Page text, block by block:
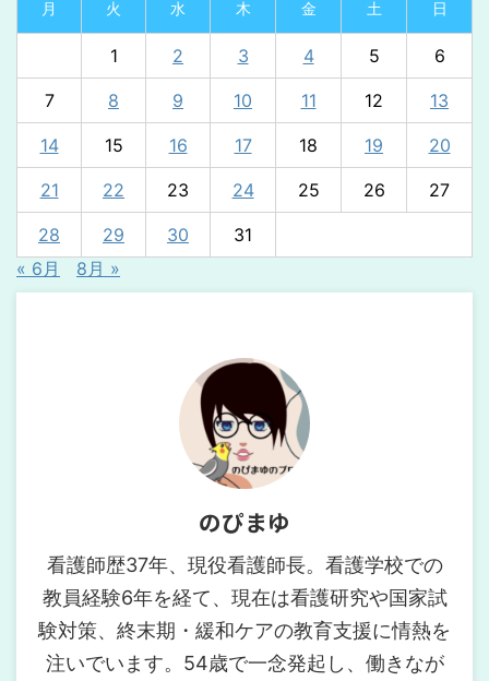
月 火 水 木 金 土 日
1 2 3 4 5 6
7 8 9 10 11 12 13
14 15 16 17 18 19 20
21 22 23 24 25 26 27
28 29 30
31
« 6月
8月 »
のぴまゆ
看護師歴37年、現役看護師長。看護学校での
教員経験6年を経て、現在は看護研究や国家試
験対策、終末期・緩和ケアの教育支援に情熱を
注いでいます。54歳で一念発起し、働きなが